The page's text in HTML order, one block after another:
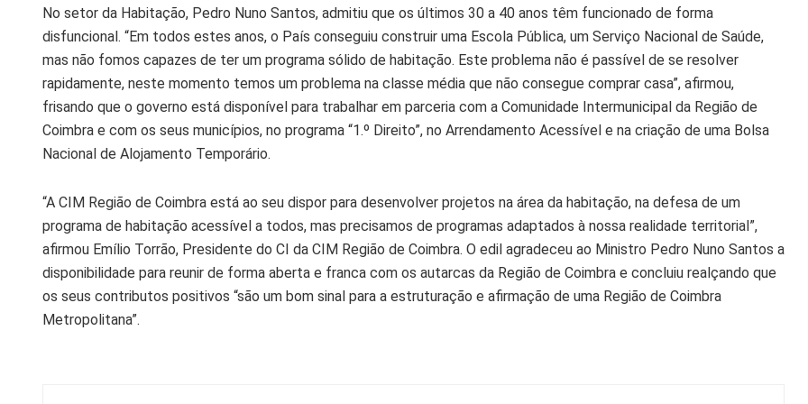
No setor da Habitação, Pedro Nuno Santos, admitiu que os últimos 30 a 40 anos têm funcionado de forma
disfuncional. “Em todos estes anos, o País conseguiu construir uma Escola Pública, um Serviço Nacional de Saúde,
mas não fomos capazes de ter um programa sólido de habitação. Este problema não é passível de se resolver
rapidamente, neste momento temos um problema na classe média que não consegue comprar casa”, afirmou,
frisando que o governo está disponível para trabalhar em parceria com a Comunidade Intermunicipal da Região de
Coimbra e com os seus municípios, no programa “1.º Direito”, no Arrendamento Acessível e na criação de uma Bolsa
Nacional de Alojamento Temporário.
“A CIM Região de Coimbra está ao seu dispor para desenvolver projetos na área da habitação, na defesa de um
programa de habitação acessível a todos, mas precisamos de programas adaptados à nossa realidade territorial”,
afirmou Emílio Torrão, Presidente do CI da CIM Região de Coimbra. O edil agradeceu ao Ministro Pedro Nuno Santos a
disponibilidade para reunir de forma aberta e franca com os autarcas da Região de Coimbra e concluiu realçando que
os seus contributos positivos “são um bom sinal para a estruturação e afirmação de uma Região de Coimbra
Metropolitana”.